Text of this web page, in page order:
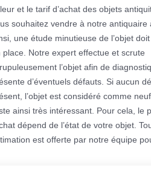
et le tarif d’achat des objets
souhaitez vendre à notre antiquaire
une étude minutieuse de l’objet
place. Notre expert effectue et scrute
l’objet afin de
d’éventuels défauts. Si aucun
l’objet est considéré comme
ainsi très intéressant. Pour cela, le
dépend de l’état de votre objet.
est offerte par notre équipe